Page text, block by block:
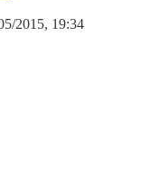
2015, 19:34